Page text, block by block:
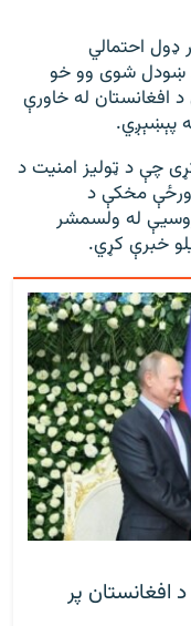
ډول احتمالي
ښودل شوی وو خو
له خاورې
پېښېږي.
چې د ټولیز امنیت د
مخکې د
له ولسمشر
خبرې کړي.
افغانستان پر